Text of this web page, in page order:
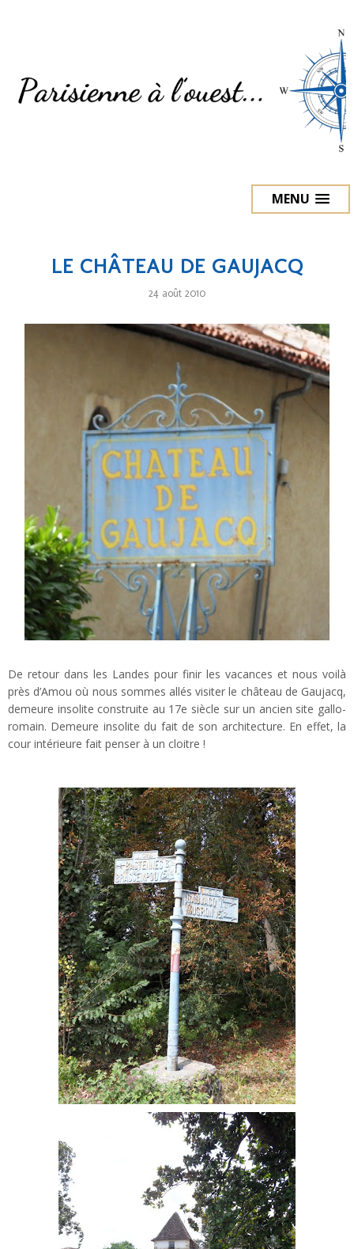
MENU
LE CHÂTEAU DE GAUJACQ
24 août 2010
De retour dans les Landes pour finir les vacances et nous voilà
près d’Amou où nous sommes allés visiter le château de Gaujacq,
demeure insolite construite au 17e siècle sur un ancien site gallo-
romain. Demeure insolite du fait de son architecture. En effet, la
cour intérieure fait penser à un cloitre !